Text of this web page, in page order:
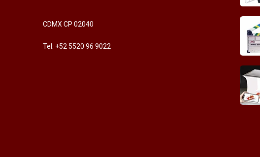
CDMX CP 02040
Tel: +52 5520 96 9022